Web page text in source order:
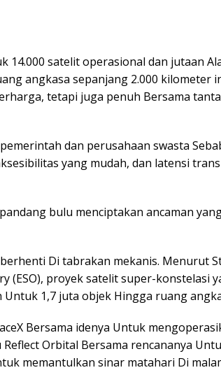
14.000 satelit operasional dan jutaan
angkasa sepanjang 2.000 kilometer
tetapi juga penuh Bersama
dan perusahaan swasta
yang mudah, dan latensi
bulu menciptakan ancaman
Di tabrakan mekanis. Menurut
(ESO), proyek satelit super-konstelasi
1,7 juta objek Hingga ruang
Bersama idenya Untuk
Orbital Bersama rencananya
memantulkan sinar matahari Di